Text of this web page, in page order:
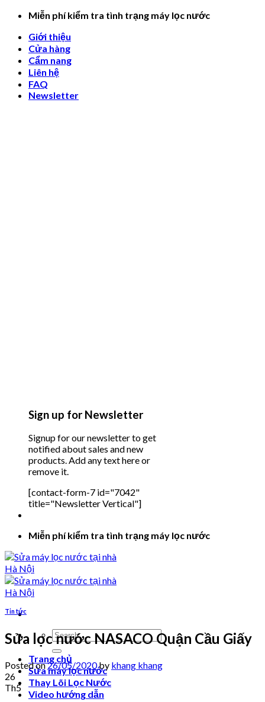
Skip
content
Miễn phí kiểm tra tình trạng máy lọc nước
Giới thiệu
Cửa hàng
Cẩm nang
Liên hệ
FAQ
Newsletter
Sign up for Newsletter
Signup for our newsletter to get
notified about sales and new
products. Add any text here or
remove it.
[contact-form-7 id="7042"
title="Newsletter Vertical"]
Miễn phí kiểm tra tình trạng máy lọc nước
Search
for:
Trang chủ
Sửa máy lọc nước
Thay Lõi Lọc Nước
Video hướng dẫn
Tin tức
Sửa lọc nước NASACO Quận Cầu Giấy
Posted on26/05/2020by khang khang
26
Th5